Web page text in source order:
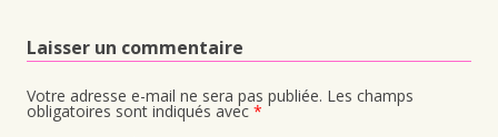
Laisser un commentaire
Votre adresse e-mail ne sera pas publiée. Les champs
obligatoires sont indiqués avec *